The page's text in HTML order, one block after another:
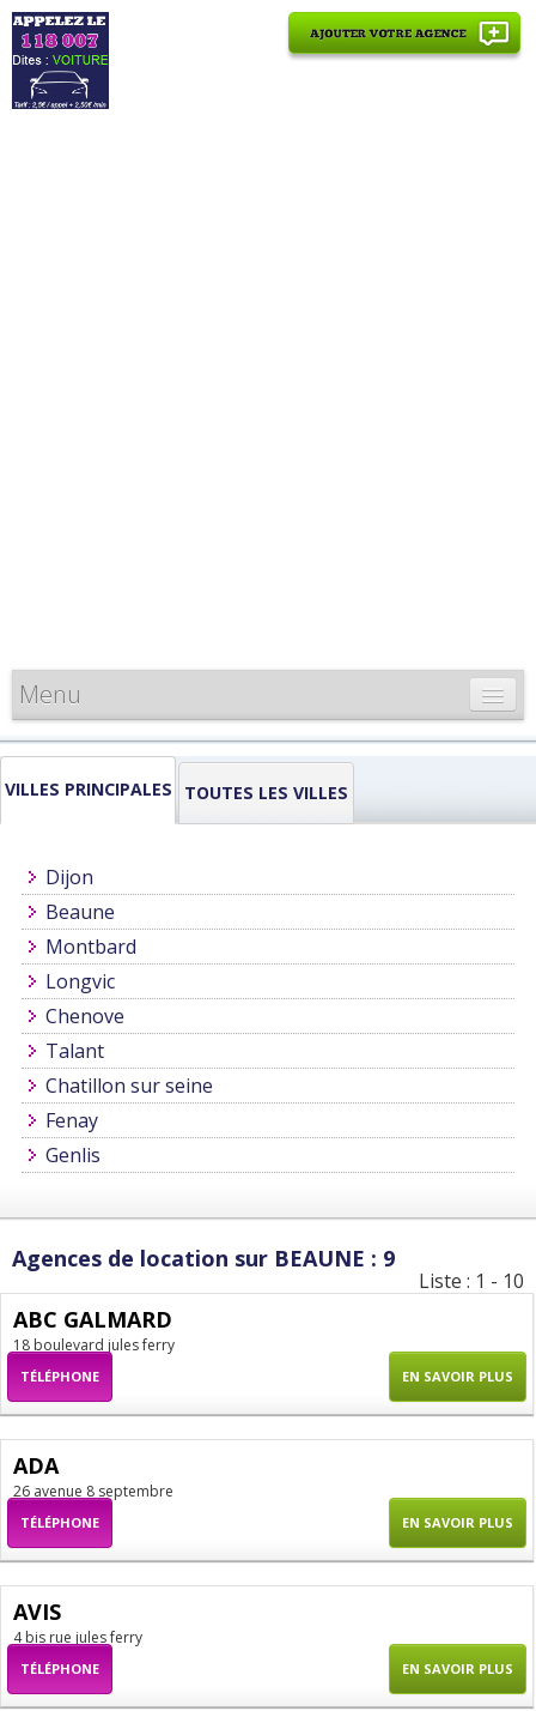
Menu
CARTE DE FRANCE
INFORMATIONS
VILLES PRINCIPALES TOUTES LES VILLES
Dijon
Beaune
Montbard
Longvic
Chenove
Talant
Chatillon sur seine
Fenay
Genlis
Agences de location sur BEAUNE : 9
Liste : 1 - 10
ABC GALMARD
18 boulevard jules ferry
TÉLÉPHONE EN SAVOIR PLUS
ADA
26 avenue 8 septembre
TÉLÉPHONE EN SAVOIR PLUS
AVIS
4 bis rue jules ferry
TÉLÉPHONE EN SAVOIR PLUS